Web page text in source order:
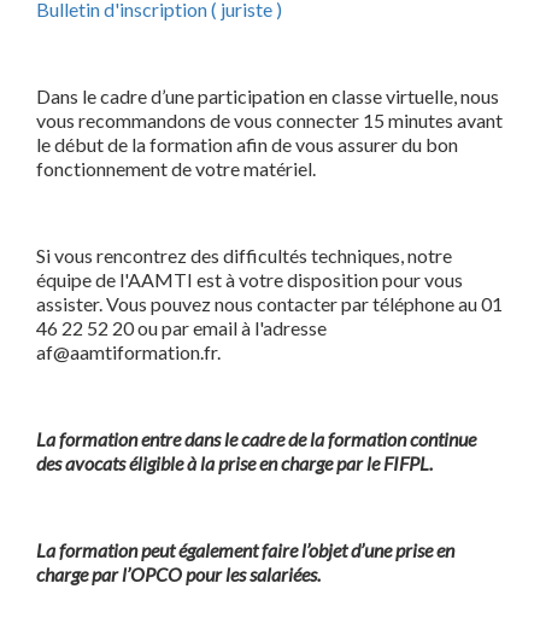
Bulletin d'inscription ( juriste )
Dans le cadre d’une participation en classe virtuelle, nous
vous recommandons de vous connecter 15 minutes avant
le début de la formation afin de vous assurer du bon
fonctionnement de votre matériel.
Si vous rencontrez des difficultés techniques, notre
équipe de l'AAMTI est à votre disposition pour vous
assister. Vous pouvez nous contacter par téléphone au 01
46 22 52 20 ou par email à l'adresse
af@aamtiformation.fr.
La formation entre dans le cadre de la formation continue
des avocats éligible à la prise en charge par le FIFPL.
La formation peut également faire l’objet d’une prise en
charge par l’OPCO pour les salariées.